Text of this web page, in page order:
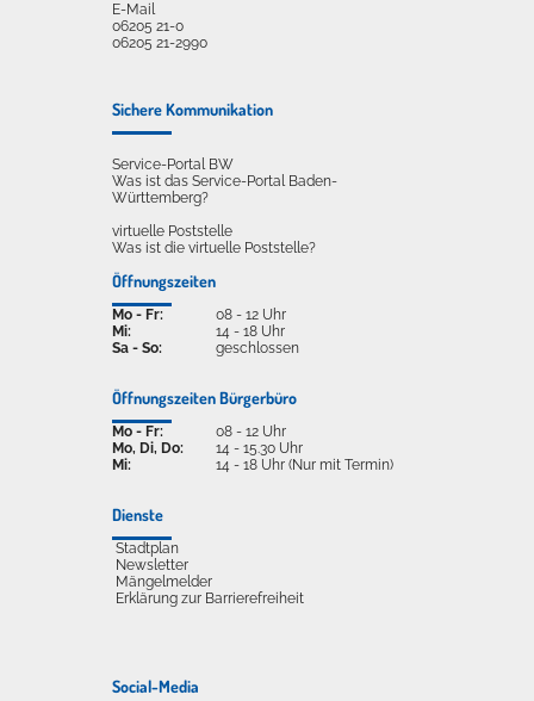
E-Mail
06205 21-0
06205 21-2990
Sichere Kommunikation
Service-Portal BW
Was ist das Service-Portal Baden-
Württemberg?
virtuelle Poststelle
Was ist die virtuelle Poststelle?
Öffnungszeiten
Mo - Fr:
Mi:
Sa - So:
08 - 12 Uhr
14 - 18 Uhr
geschlossen
Öffnungszeiten Bürgerbüro
Mo - Fr:
Mo, Di, Do:
Mi:
08 - 12 Uhr
14 - 15.30 Uhr
14 - 18 Uhr (Nur mit Termin)
Dienste
Stadtplan
Newsletter
Mängelmelder
Erklärung zur Barrierefreiheit
Social-Media